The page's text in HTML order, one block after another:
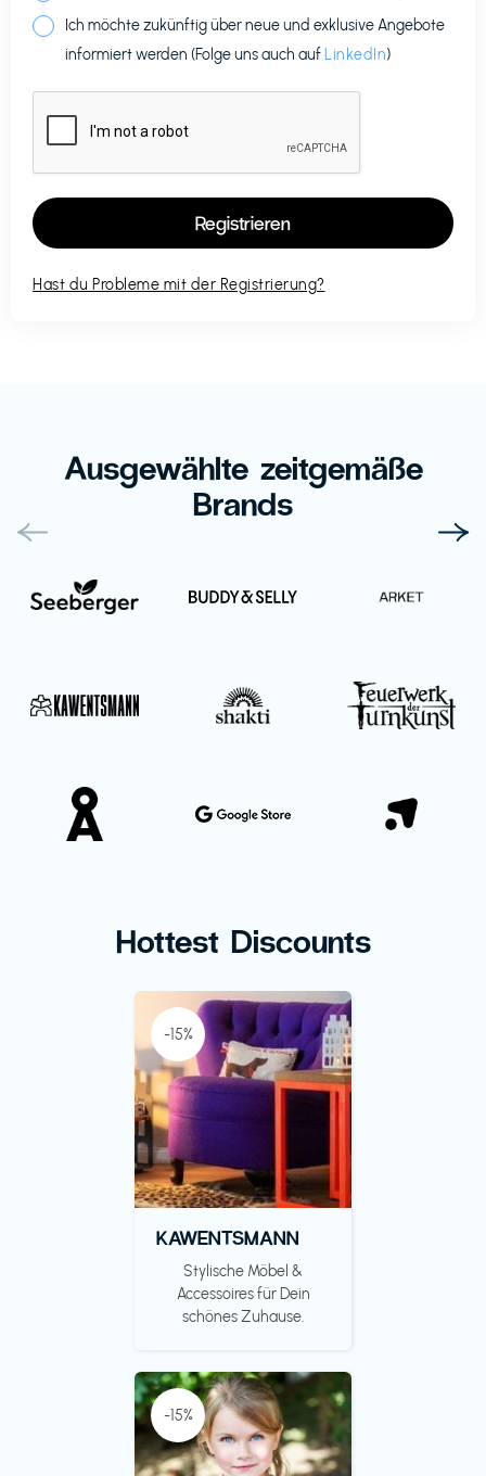
Ich möchte zukünftig über neue und exklusive Angebote
informiert werden (Folge uns auch auf LinkedIn)
Hast du Probleme mit der Registrierung?
Ausgewählte zeitgemäße
Brands
Hottest Discounts
-15%
KAWENTSMANN
Stylische Möbel &
Accessoires für Dein
schönes Zuhause.
-15%